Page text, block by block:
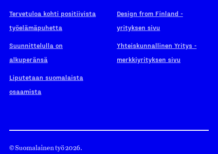
Tervetuloa kohti positiivista
työelämäpuhetta
Suunnittelulla on
alkuperänsä
Liputetaan suomalaista
osaamista
Design from Finland -
yrityksen sivu
Yhteiskunnallinen Yritys -
merkkiyrityksen sivu
© Suomalainen työ 2026.